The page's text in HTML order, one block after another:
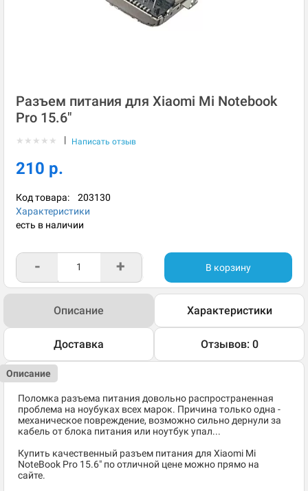
Разъем питания для Xiaomi Mi Notebook
Pro 15.6"
★ ★ ★ ★ ★ | Написать отзыв
210 р.
Код товара: 203130
Характеристики
есть в наличии
- + В корзину
Описание Характеристики
Доставка Отзывов: 0
Описание
Поломка разъема питания довольно распространенная
проблема на ноубуках всех марок. Причина только одна -
механическое повреждение, возможно сильно дернули за
кабель от блока питания или ноутбук упал...
Купить качественный разъем питания для Xiaomi Mi
NoteBook Pro 15.6" по отличной цене можно прямо на
сайте.